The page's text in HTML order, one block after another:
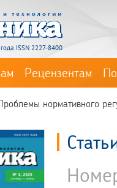
ISSN 2227-8400
Рецензентам
нормативного